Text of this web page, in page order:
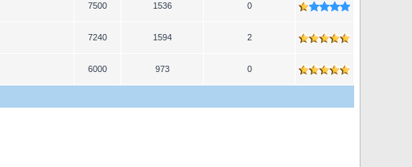
7500 1536 0
7240 1594 2
6000 973 0